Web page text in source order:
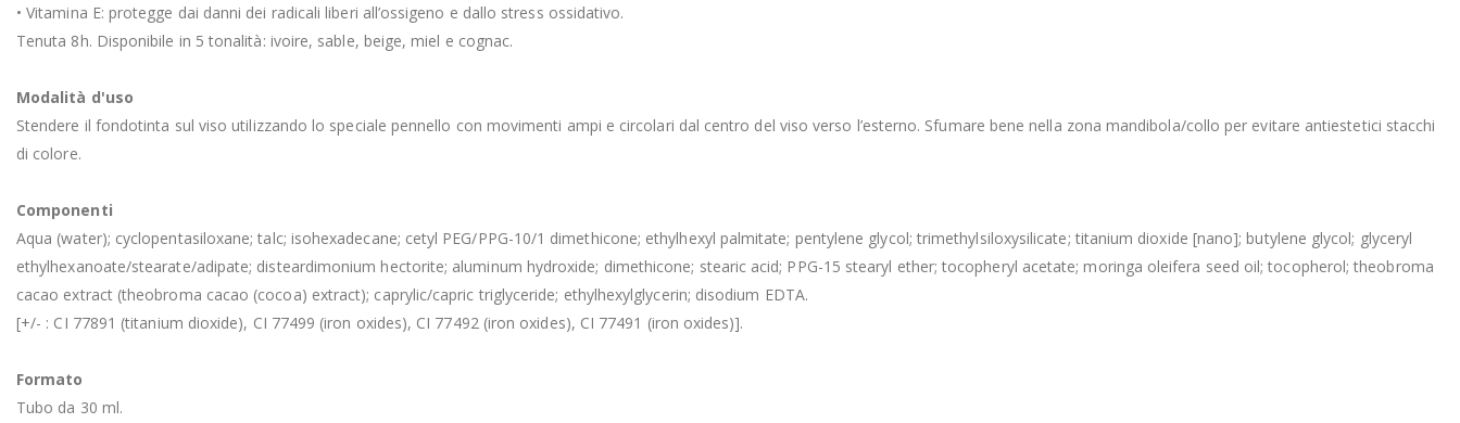
• Vitamina E: protegge dai danni dei radicali liberi all’ossigeno e dallo stress ossidativo.
Tenuta 8h. Disponibile in 5 tonalità: ivoire, sable, beige, miel e cognac.
Modalità d'uso
Stendere il fondotinta sul viso utilizzando lo speciale pennello con movimenti ampi e circolari dal centro del viso verso l’esterno. Sfumare bene nella zona mandibola/collo per evitare antiestetici stacchi
di colore.
Componenti
Aqua (water); cyclopentasiloxane; talc; isohexadecane; cetyl PEG/PPG-10/1 dimethicone; ethylhexyl palmitate; pentylene glycol; trimethylsiloxysilicate; titanium dioxide [nano]; butylene glycol; glyceryl
ethylhexanoate/stearate/adipate; disteardimonium hectorite; aluminum hydroxide; dimethicone; stearic acid; PPG-15 stearyl ether; tocopheryl acetate; moringa oleifera seed oil; tocopherol; theobroma
cacao extract (theobroma cacao (cocoa) extract); caprylic/capric triglyceride; ethylhexylglycerin; disodium EDTA.
[+/- : CI 77891 (titanium dioxide), CI 77499 (iron oxides), CI 77492 (iron oxides), CI 77491 (iron oxides)].
Formato
Tubo da 30 ml.